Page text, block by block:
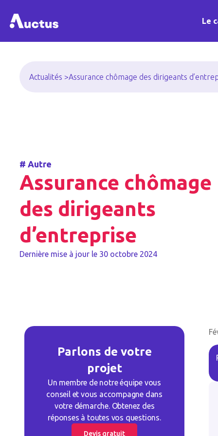
Le
Actualités >Assurance chômage des dirigeants
# Autre
Assurance chômage
des dirigeants
d’entreprise
Dernière mise à jour le 30 octobre 2024
Parlons de votre
projet
Un membre de notre équipe vous
conseil et vous accompagne dans
votre démarche. Obtenez des
réponses à toutes vos questions.
Devis gratuit